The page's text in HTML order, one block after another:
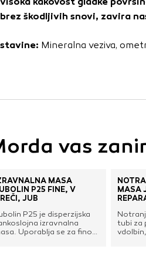
brez škodljivih snovi, zavira
Mineralna veziva,
vas
MASA
P25 FINE, V
JUB
P25 je disperzijska
izravnalna
Uporablja se za fino
MASA
tubi za
profila vaših interesov, ki ga
Pri delu uporabljajo
uporabo teh piškotkov, ne